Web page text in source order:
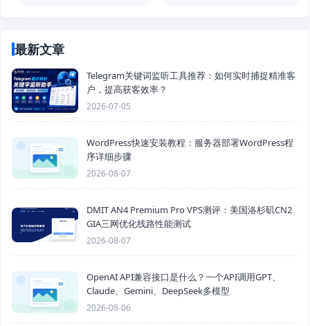
最新文章
Telegram关键词监听工具推荐：如何实时捕捉精准客
户，提高获客效率？
2026-07-05
WordPress快速安装教程：服务器部署WordPress程
序详细步骤
2026-08-07
DMIT AN4 Premium Pro VPS测评：美国洛杉矶CN2
GIA三网优化线路性能测试
2026-08-07
OpenAI API兼容接口是什么？一个API调用GPT、
Claude、Gemini、DeepSeek多模型
2026-08-06